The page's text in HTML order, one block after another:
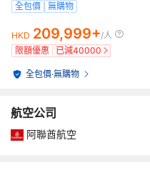
全包價
無購物
HKD 209,999+/人
限額優惠
已減40000
全包價·無購物
航空公司
阿聯酋航空